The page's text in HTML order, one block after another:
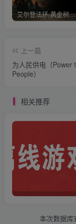
艾尔登法环 黄金树幽影
上一篇
为人民供电（Power
People）
相关推荐
本次数据